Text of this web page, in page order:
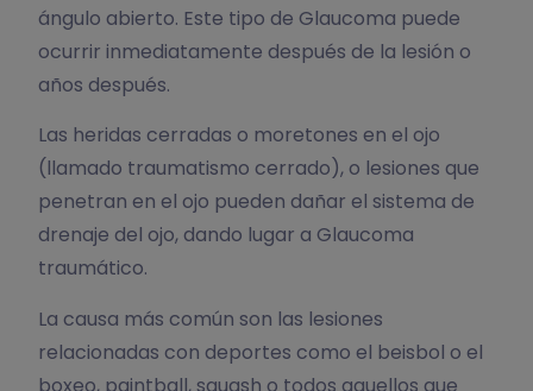
ángulo abierto. Este tipo de Glaucoma puede
ocurrir inmediatamente después de la lesión o
años después.
Las heridas cerradas o moretones en el ojo
(llamado traumatismo cerrado), o lesiones que
penetran en el ojo pueden dañar el sistema de
drenaje del ojo, dando lugar a Glaucoma
traumático.
La causa más común son las lesiones
relacionadas con deportes como el beisbol o el
boxeo, paintball, squash o todos aquellos que